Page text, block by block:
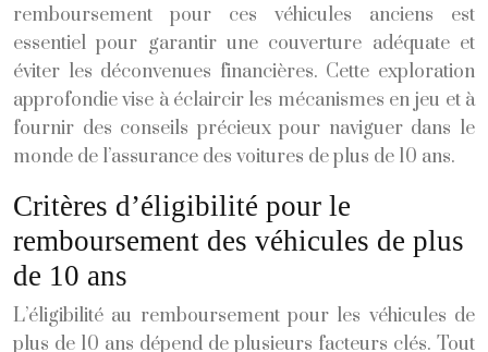
remboursement pour ces véhicules anciens est
essentiel pour garantir une couverture adéquate et
éviter les déconvenues financières. Cette exploration
approfondie vise à éclaircir les mécanismes en jeu et à
fournir des conseils précieux pour naviguer dans le
monde de l’assurance des voitures de plus de 10 ans.
Critères d’éligibilité pour le
remboursement des véhicules de plus
de 10 ans
L’éligibilité au remboursement pour les véhicules de
plus de 10 ans dépend de plusieurs facteurs clés. Tout